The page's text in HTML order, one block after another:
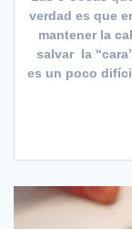
verdad es que
mantener la
salvar la
es un poco